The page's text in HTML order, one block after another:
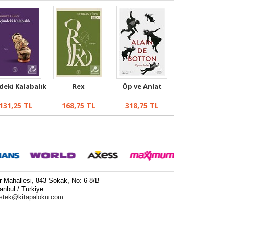
Kalabalık
131,25 TL
Rex
168,75 TL
Öp ve Anlat
318,75 TL
Mahallesi, 843 Sokak, No: 6-8/B
/ Türkiye